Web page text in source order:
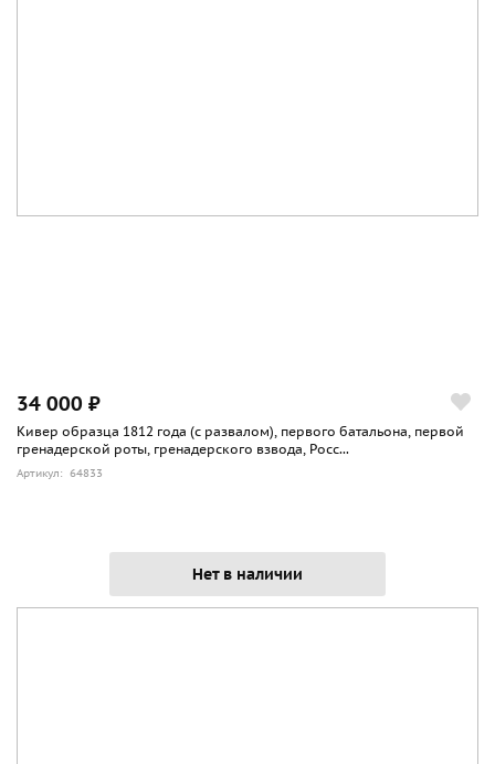
34 000 ₽
Кивер образца 1812 года (с развалом), первого батальона, первой
гренадерской роты, гренадерского взвода, Росс...
Артикул: 64833
Нет в наличии